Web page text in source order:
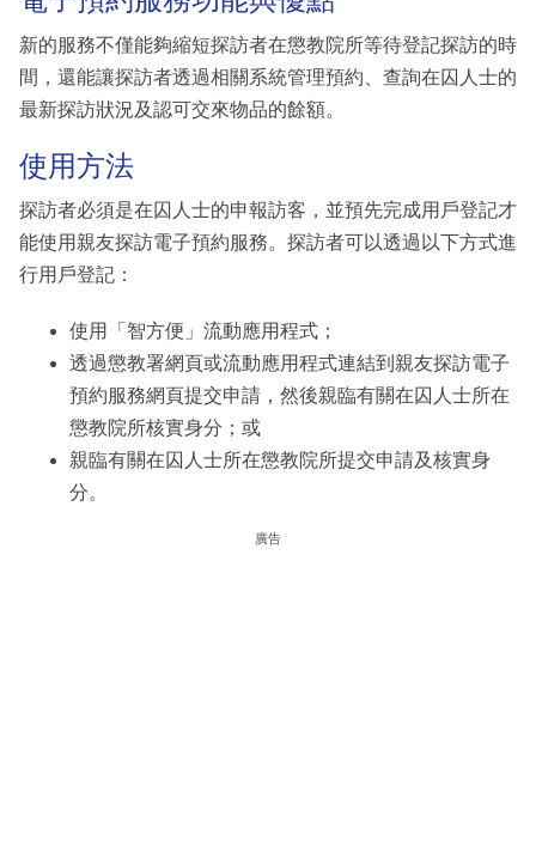
新的服務不僅能夠縮短探訪者在懲教院所等待登記探訪的時
間，還能讓探訪者透過相關系統管理預約、查詢在囚人士的
最新探訪狀況及認可交來物品的餘額。
使用方法
探訪者必須是在囚人士的申報訪客，並預先完成用戶登記才
能使用親友探訪電子預約服務。探訪者可以透過以下方式進
行用戶登記：
使用「智方便」流動應用程式；
透過懲教署網頁或流動應用程式連結到親友探訪電子
預約服務網頁提交申請，然後親臨有關在囚人士所在
懲教院所核實身分；或
親臨有關在囚人士所在懲教院所提交申請及核實身
分。
廣告